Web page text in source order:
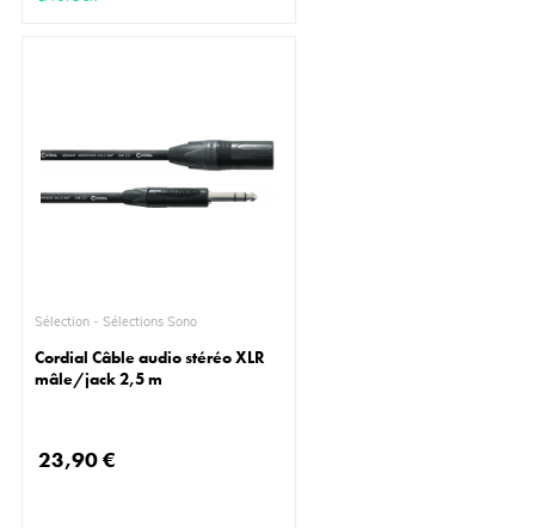
Sélection - Sélections Sono
Cordial Câble audio stéréo XLR
mâle/jack 2,5 m
23,90 €